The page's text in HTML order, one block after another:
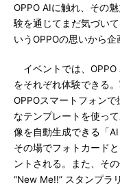
OPPO AIに触れ、その
験を通じてまだ気づい
いうOPPOの思いから企
イベントでは、OPPO
をそれぞれ体験できる
OPPOスマートフォン
なテンプレートを使っ
像を自動生成できる「
その場でフォトカード
ントされる。また、そ
“New Me!!” スタンプラ